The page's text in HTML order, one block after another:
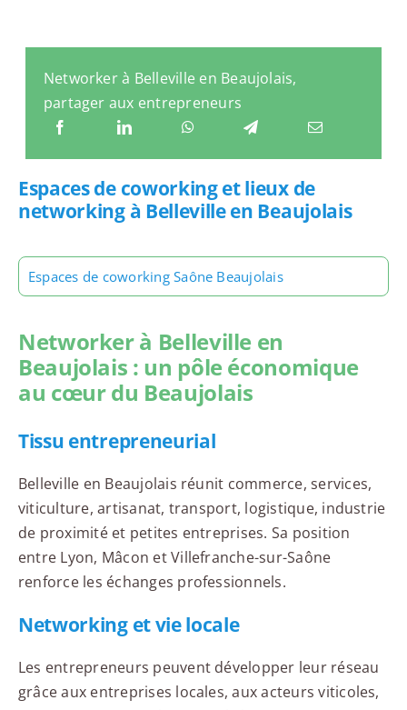
Networker à Belleville en Beaujolais,
partager aux entrepreneurs
Espaces de coworking et lieux de
networking à Belleville en Beaujolais
Espaces de coworking Saône Beaujolais
Networker à Belleville en
Beaujolais : un pôle économique
au cœur du Beaujolais
Tissu entrepreneurial
Belleville en Beaujolais réunit commerce, services,
viticulture, artisanat, transport, logistique, industrie
de proximité et petites entreprises. Sa position
entre Lyon, Mâcon et Villefranche-sur-Saône
renforce les échanges professionnels.
Networking et vie locale
Les entrepreneurs peuvent développer leur réseau
grâce aux entreprises locales, aux acteurs viticoles,